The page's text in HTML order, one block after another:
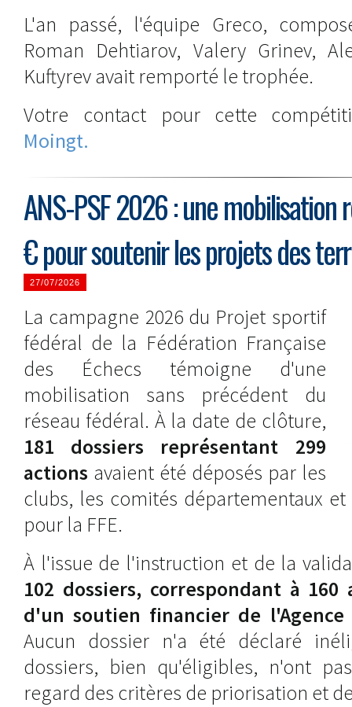
L'an passé, l'équipe Greco,
Roman Dehtiarov, Valery Grinev,
Kuftyrev avait remporté le trophée.
Votre contact pour cette
Moingt.
ANS-PSF 2026 : une
€ pour soutenir les projets des
27/07/2026
La campagne 2026 du Projet sportif
fédéral de la Fédération Française
des Échecs témoigne d'une
mobilisation sans précédent du
réseau fédéral. À la date de clôture,
181 dossiers représentant 299
actions avaient été déposés par les
clubs, les comités départementaux
pour la FFE.
À l'issue de l'instruction et de la
102 dossiers, correspondant à
d'un soutien financier de
Aucun dossier n'a été déclaré
dossiers, bien qu'éligibles, n'ont
regard des critères de priorisation et